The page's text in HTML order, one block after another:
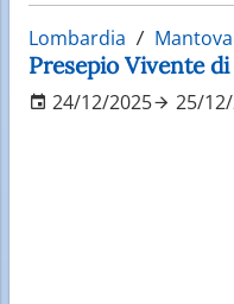
Lombardia Mantova
Presepio Vivente
24/12/2025 25/